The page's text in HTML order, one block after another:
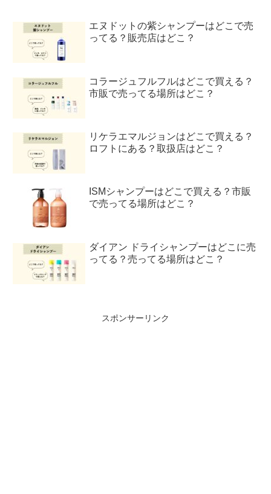
エヌドットの紫シャンプーはどこで売
ってる？販売店はどこ？
コラージュフルフルはどこで買える？
市販で売ってる場所はどこ？
リケラエマルジョンはどこで買える？
ロフトにある？取扱店はどこ？
ISMシャンプーはどこで買える？市販
で売ってる場所はどこ？
ダイアン ドライシャンプーはどこに売
ってる？売ってる場所はどこ？
スポンサーリンク